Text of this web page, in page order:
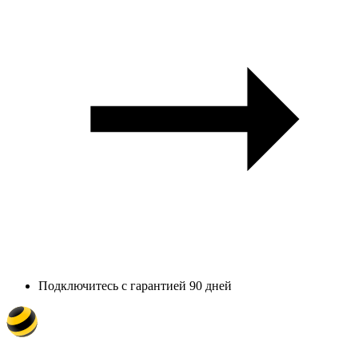
Подключитесь с гарантией 90 дней